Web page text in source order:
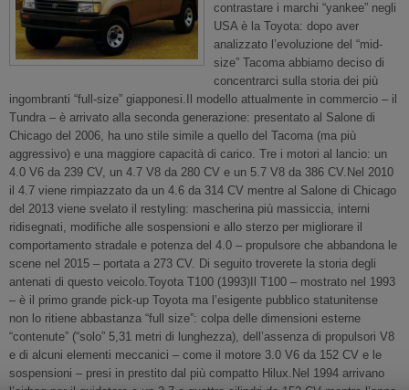
contrastare i marchi “yankee” negli
USA è la Toyota: dopo aver
analizzato l’evoluzione del “mid-
size” Tacoma abbiamo deciso di
concentrarci sulla storia dei più
ingombranti “full-size” giapponesi.Il modello attualmente in commercio – il
Tundra – è arrivato alla seconda generazione: presentato al Salone di
Chicago del 2006, ha uno stile simile a quello del Tacoma (ma più
aggressivo) e una maggiore capacità di carico. Tre i motori al lancio: un
4.0 V6 da 239 CV, un 4.7 V8 da 280 CV e un 5.7 V8 da 386 CV.Nel 2010
il 4.7 viene rimpiazzato da un 4.6 da 314 CV mentre al Salone di Chicago
del 2013 viene svelato il restyling: mascherina più massiccia, interni
ridisegnati, modifiche alle sospensioni e allo sterzo per migliorare il
comportamento stradale e potenza del 4.0 – propulsore che abbandona le
scene nel 2015 – portata a 273 CV. Di seguito troverete la storia degli
antenati di questo veicolo.Toyota T100 (1993)Il T100 – mostrato nel 1993
– è il primo grande pick-up Toyota ma l’esigente pubblico statunitense
non lo ritiene abbastanza “full size”: colpa delle dimensioni esterne
“contenute” (“solo” 5,31 metri di lunghezza), dell’assenza di propulsori V8
e di alcuni elementi meccanici – come il motore 3.0 V6 da 152 CV e le
sospensioni – presi in prestito dal più compatto Hilux.Nel 1994 arrivano